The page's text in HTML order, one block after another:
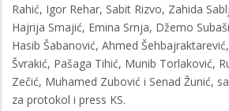
Rahić, Igor Rehar, Sabit Rizvo, Zahida
Hajrija Smajić, Emina Srnja, Džemo
Hasib Šabanović, Ahmed
Švrakić, Pašaga Tihić, Munib Torlaković,
Zečić, Muhamed Zubović i Senad Žunić,
za protokol i press KS.